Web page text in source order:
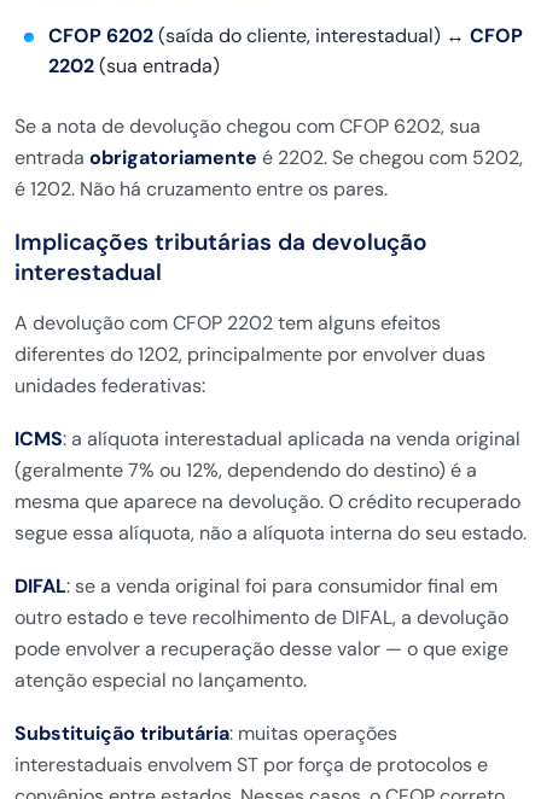
CFOP 6202(saída do cliente, interestadual) ↔ CFOP
2202(sua entrada)
Se a nota de devolução chegou com CFOP 6202, sua
entrada obrigatoriamente é 2202. Se chegou com 5202,
é 1202. Não há cruzamento entre os pares.
Implicações tributárias da devolução
interestadual
A devolução com CFOP 2202 tem alguns efeitos
diferentes do 1202, principalmente por envolver duas
unidades federativas:
ICMS: a alíquota interestadual aplicada na venda original
(geralmente 7% ou 12%, dependendo do destino) é a
mesma que aparece na devolução. O crédito recuperado
segue essa alíquota, não a alíquota interna do seu estado.
DIFAL: se a venda original foi para consumidor final em
outro estado e teve recolhimento de DIFAL, a devolução
pode envolver a recuperação desse valor — o que exige
atenção especial no lançamento.
Substituição tributária: muitas operações
interestaduais envolvem ST por força de protocolos e